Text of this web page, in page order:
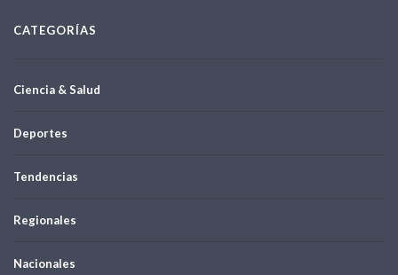
CATEGORÍAS
Ciencia & Salud
Deportes
Tendencias
Regionales
Nacionales